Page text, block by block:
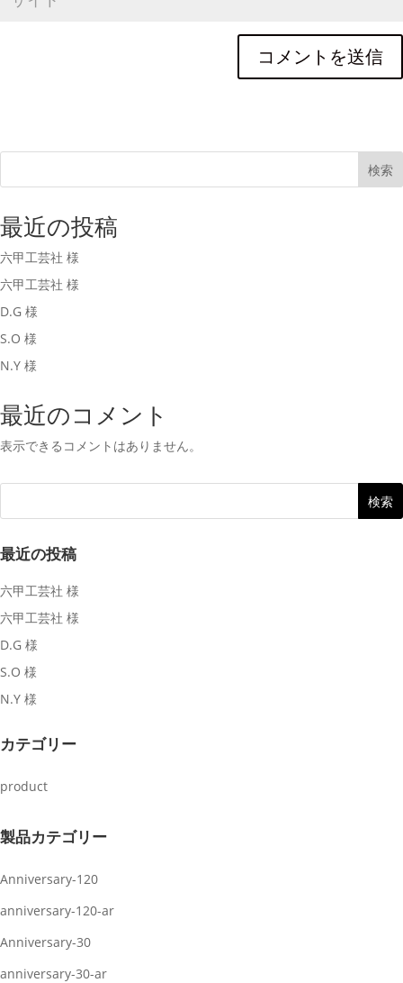
検索
最近の投稿
六甲工芸社 様
六甲工芸社 様
D.G 様
S.O 様
N.Y 様
最近のコメント
表示できるコメントはありません。
最近の投稿
六甲工芸社 様
六甲工芸社 様
D.G 様
S.O 様
N.Y 様
カテゴリー
product
製品カテゴリー
Anniversary-120
anniversary-120-ar
Anniversary-30
anniversary-30-ar